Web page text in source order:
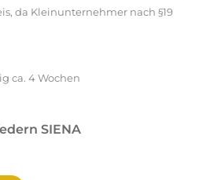
da Kleinunternehmer nach §19
ca. 4 Wochen
SIENA